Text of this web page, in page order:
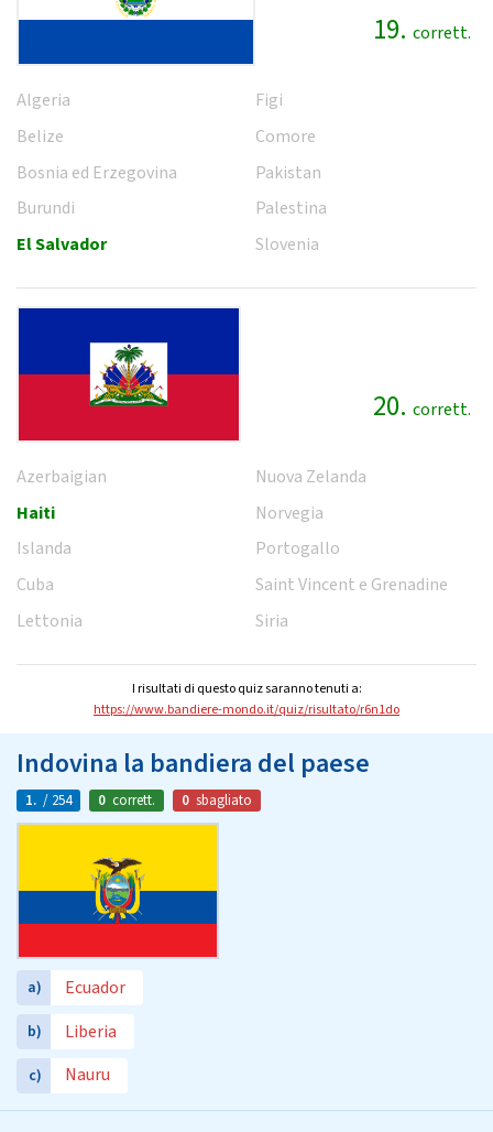
19. corrett.
Algeria
Belize
Bosnia ed Erzegovina
Burundi
El Salvador
Figi
Comore
Pakistan
Palestina
Slovenia
20. corrett.
Azerbaigian
Haiti
Islanda
Cuba
Lettonia
Nuova Zelanda
Norvegia
Portogallo
Saint Vincent e Grenadine
Siria
I risultati di questo quiz saranno tenuti a:
https://www.bandiere-mondo.it/quiz/risultato/r6n1do
Indovina la bandiera del paese
1. / 254 0 corrett. 0 sbagliato
a) Ecuador
b) Liberia
c) Nauru